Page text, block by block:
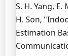
S. H. Yang, E.
H. Son,
Estimation